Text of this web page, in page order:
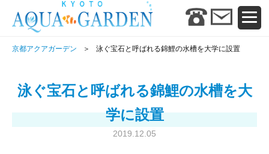
京都アクアガーデン 泳ぐ宝石と呼ばれる錦鯉の水槽を大学に設置
泳ぐ宝石と呼ばれる錦鯉の水槽を大
学に設置
2019.12.05